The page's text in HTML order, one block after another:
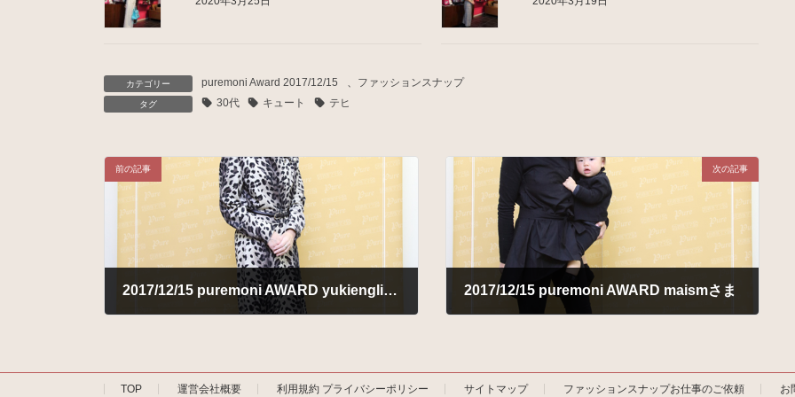
カテゴリー puremoni Award 2017/12/15 、 ファッションスナップ
タグ 30代 キュート テヒ
前の記事
2017/12/15 puremoni AWARD yukienglishさま
次の記事
2017/12/15 puremoni AWARD maismさま
TOP 運営会社概要 利用規約 プライバシーポリシー サイトマップ ファッションスナップお仕事のご依頼 お